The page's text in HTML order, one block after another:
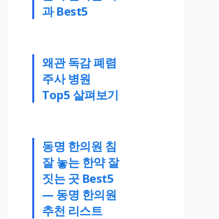
과 Best5
왜관 독감 폐렴
주사 병원
Top5 살펴보기
동명 한의원 침
잘 놓는 한약 잘
짓는 곳 Best5
— 동명 한의원
추천 리스트